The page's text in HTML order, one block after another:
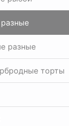
разные
торты